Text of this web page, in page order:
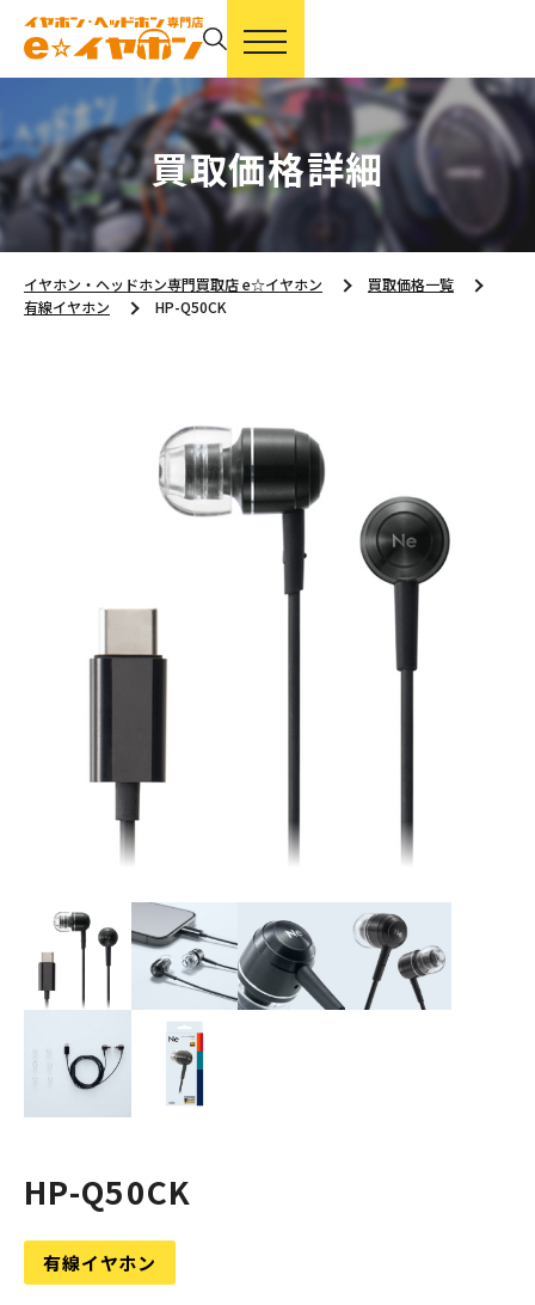
買取価格詳細
イヤホン・ヘッドホン専門買取店 e☆イヤホン
買取価格一覧
有線イヤホン
HP-Q50CK
HP-Q50CK
有線イヤホン